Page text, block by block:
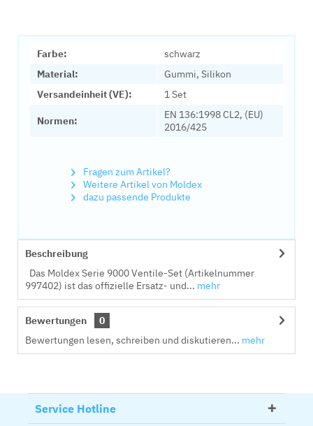
Farbe:
schwarz
Material:
Gummi, Silikon
Versandeinheit (VE):
1 Set
Normen:
EN 136:1998 CL2, (EU)
2016/425
Fragen zum Artikel?
Weitere Artikel von Moldex
dazu passende Produkte
Beschreibung
Das Moldex Serie 9000 Ventile-Set (Artikelnummer
997402) ist das offizielle Ersatz- und... mehr
Bewertungen
0
Bewertungen lesen, schreiben und diskutieren... mehr
Service Hotline